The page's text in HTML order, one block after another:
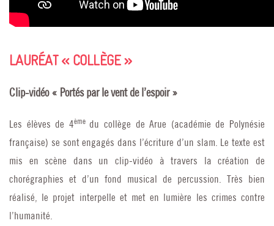
LAURÉAT « COLLÈGE »
Clip-vidéo « Portés par le vent de l’espoir »
Les élèves de 4ème du collège de Arue (académie de Polynésie
française) se sont engagés dans l’écriture d’un slam. Le texte est
mis en scène dans un clip-vidéo à travers la création de
chorégraphies et d’un fond musical de percussion. Très bien
réalisé, le projet interpelle et met en lumière les crimes contre
l’humanité.